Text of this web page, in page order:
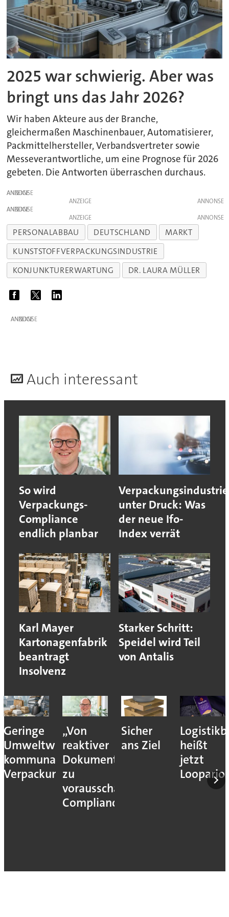
2025 war schwierig. Aber was
bringt uns das Jahr 2026?
Wir haben Akteure aus der Branche,
gleichermaßen Maschinenbauer, Automatisierer,
Packmittelhersteller, Verbandsvertreter sowie
Messeverantwortliche, um eine Prognose für 2026
gebeten. Die Antworten überraschen durchaus.
ANZEIGE
ANZEIGE
ANZEIGE
ANZEIGE
PERSONALABBAU DEUTSCHLAND
MARKT
KUNSTSTOFFVERPACKUNGSINDUSTRIE
KONJUNKTURERWARTUNG
DR. LAURA MÜLLER
ANZEIGE
Auch interessant
So wird
Verpackungs-
Compliance
endlich planbar
Verpackungsindustrie
unter Druck: Was
der neue Ifo-
Index verrät
Karl Mayer
Kartonagenfabrik
beantragt
Insolvenz
Starker Schritt:
Speidel wird Teil
von Antalis
Geringe
Umweltwirkung
kommunaler
Verpackungssteuern
„Von
reaktiver
Dokumentation
zu
vorausschauender
Compliance“
Sicher
ans Ziel
heißt
jetzt
Loopario